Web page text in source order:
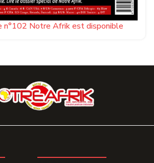
n°102 Notre Afrik est disponible